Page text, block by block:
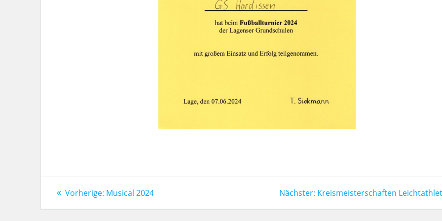
Beitragsnavigation
Vorherige: Vorheriger
Musical 2024 Nächster: Nächster
Kreismeisterschaften